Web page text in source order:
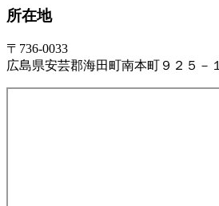
所在地
〒736-0033
広島県安芸郡海田町南本町９２５－１